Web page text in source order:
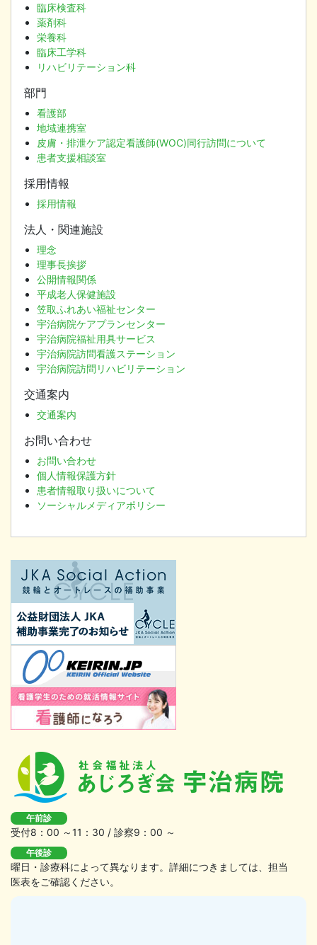
臨床検査科
薬剤科
栄養科
臨床工学科
リハビリテーション科
部門
看護部
地域連携室
皮膚・排泄ケア認定看護師(WOC)同行訪問について
患者支援相談室
採用情報
採用情報
法人・関連施設
理念
理事長挨拶
公開情報関係
平成老人保健施設
笠取ふれあい福祉センター
宇治病院ケアプランセンター
宇治病院福祉用具サービス
宇治病院訪問看護ステーション
宇治病院訪問リハビリテーション
交通案内
交通案内
お問い合わせ
お問い合わせ
個人情報保護方針
患者情報取り扱いについて
ソーシャルメディアポリシー
午前診
受付8：00 ～11：30 / 診察9：00 ～
午後診
曜日・診療科によって異なります。詳細につきましては、担当
医表をご確認ください。